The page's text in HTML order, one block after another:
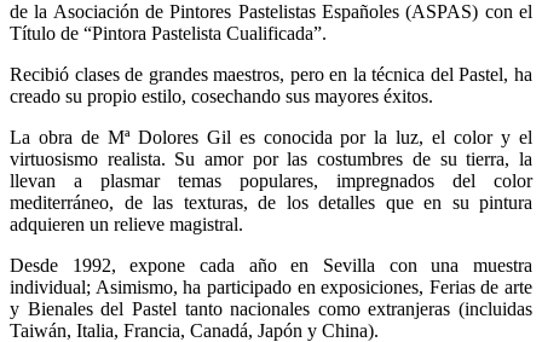
de la Asociación de Pintores Pastelistas Españoles (ASPAS) con el
Título de “Pintora Pastelista Cualificada”.
Recibió clases de grandes maestros, pero en la técnica del Pastel, ha
creado su propio estilo, cosechando sus mayores éxitos.
La obra de Mª Dolores Gil es conocida por la luz, el color y el
virtuosismo realista. Su amor por las costumbres de su tierra, la
llevan a plasmar temas populares, impregnados del color
mediterráneo, de las texturas, de los detalles que en su pintura
adquieren un relieve magistral.
Desde 1992, expone cada año en Sevilla con una muestra
individual; Asimismo, ha participado en exposiciones, Ferias de arte
y Bienales del Pastel tanto nacionales como extranjeras (incluidas
Taiwán, Italia, Francia, Canadá, Japón y China).